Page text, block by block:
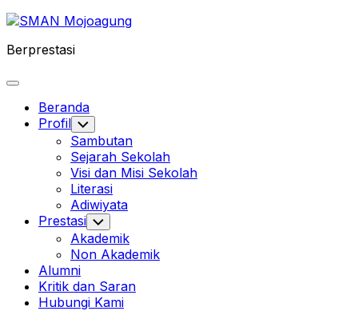
Skip
content
Berprestasi
Expand
Beranda
Profil Toggle
Child
Menu
Sambutan
Sejarah Sekolah
Visi dan Misi Sekolah
Literasi
Adiwiyata
Prestasi Toggle
Child
Menu
Akademik
Non Akademik
Alumni
Kritik dan Saran
Hubungi Kami